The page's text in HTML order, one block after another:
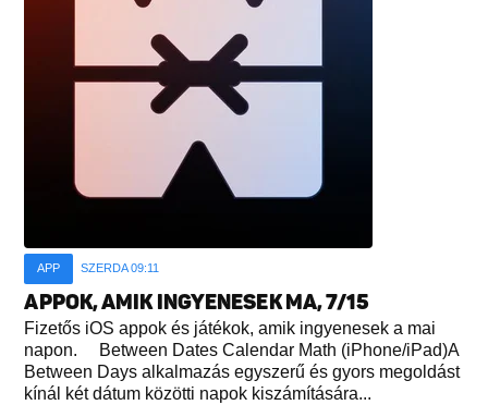
APP SZERDA 09:11
APPOK, AMIK INGYENESEK MA, 7/15
Fizetős iOS appok és játékok, amik ingyenesek a mai
napon. Between Dates Calendar Math (iPhone/iPad)A
Between Days alkalmazás egyszerű és gyors megoldást
kínál két dátum közötti napok kiszámítására...